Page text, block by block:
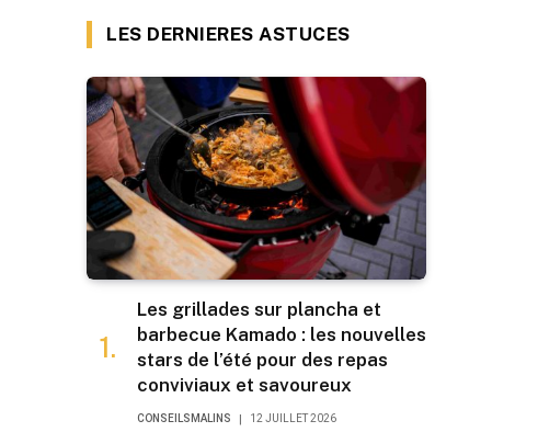
LES DERNIERES ASTUCES
Les grillades sur plancha et
barbecue Kamado : les nouvelles
stars de l’été pour des repas
conviviaux et savoureux
CONSEILSMALINS 12 JUILLET 2026